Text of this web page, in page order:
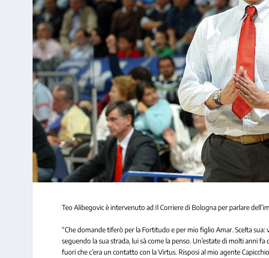
Teo Alibegovic è intervenuto ad Il Corriere di Bologna per parlare
“Che domande tiferò per la Fortitudo e per mio figlio Amar. Scelta
seguendo la sua strada, lui sà come la penso. Un’estate di molti anni
fuori che c’era un contatto con la Virtus. Risposi al mio agente